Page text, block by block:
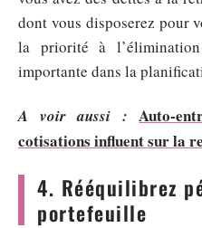
dont vous disposerez pour
la priorité à
importante dans la
A voir aussi : Auto-
cotisations influent sur la
4. Rééquilibrez
portefeuille